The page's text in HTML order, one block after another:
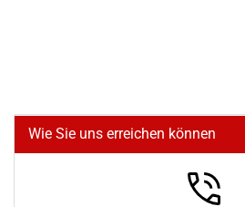
Wie Sie uns erreichen können